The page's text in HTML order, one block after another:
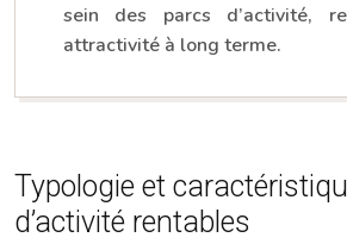
sein des parcs d’activité,
attractivité à long terme.
Typologie et
d’activité rentables